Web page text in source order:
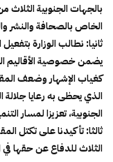
بالجهات الجنوبية
الخاص بالصحافة والنشر
ثانيا:نطالب الوزارة
يضمن خصوصية الأقاليم
كغياب الإشهار وضعف
الذي يحظى به رعايا
الجنوبية، تعزيزا لمسار
ثالثا:تأكيدنا على تكتل
الثلاث للدفاع عن حقها في